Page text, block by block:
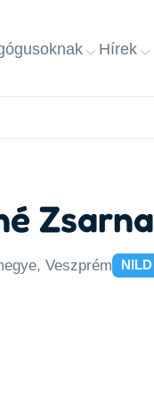
Hírek
Veszprém